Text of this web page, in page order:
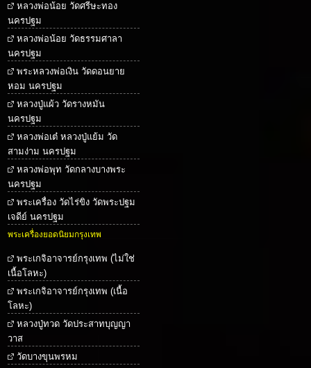
หลวงพ่อน้อย วัดศรีษะทอง
นครปฐม
หลวงพ่อน้อย วัดธรรมศาลา
นครปฐม
พระหลวงพ่อเงิน วัดดอนยาย
หอม นครปฐม
หลวงปู่แผ้ว วัดรางหมัน
นครปฐม
หลวงพ่อเต๋ หลวงปู่แย้ม วัด
สามง่าม นครปฐม
หลวงพ่อพุท วัดกลางบางพระ
นครปฐม
พระเครื่อง วัดไร่ขิง วัดพระปฐม
เจดีย์ นครปฐม
พระเครื่องยอดนิยมกรุงเทพ
พระเกจิอาจารย์กรุงเทพ (ไม่ใช่
เนื้อโลหะ)
พระเกจิอาจารย์กรุงเทพ (เนื้อ
โลหะ)
หลวงปู่ทวด วัดประสาทบุญญา
วาส
วัดบางขุนพรหม